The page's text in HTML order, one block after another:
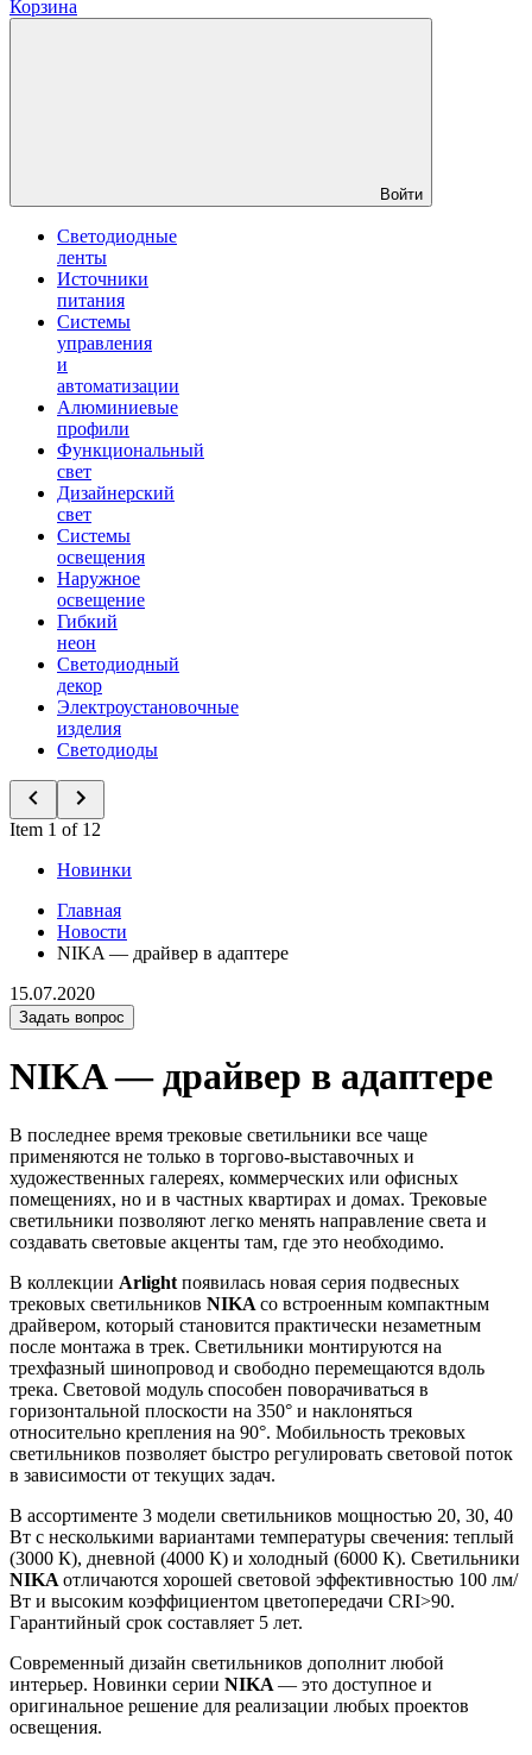
Корзина
Войти
Светодиодные
ленты
Источники
питания
Системы
управления
и
автоматизации
Алюминиевые
профили
Функциональный
свет
Дизайнерский
свет
Системы
освещения
Наружное
освещение
Гибкий
неон
Светодиодный
декор
Электроустановочные
изделия
Светодиоды
Item 1 of 12
Новинки
Главная
Новости
NIKA — драйвер в адаптере
15.07.2020
Задать вопрос
NIKA — драйвер в адаптере
В последнее время трековые светильники все чаще
применяются не только в торгово-выставочных и
художественных галереях, коммерческих или офисных
помещениях, но и в частных квартирах и домах. Трековые
светильники позволяют легко менять направление света и
создавать световые акценты там, где это необходимо.
В коллекции Arlight появилась новая серия подвесных
трековых светильников NIKA со встроенным компактным
драйвером, который становится практически незаметным
после монтажа в трек. Светильники монтируются на
трехфазный шинопровод и свободно перемещаются вдоль
трека. Световой модуль способен поворачиваться в
горизонтальной плоскости на 350° и наклоняться
относительно крепления на 90°. Мобильность трековых
светильников позволяет быстро регулировать световой поток
в зависимости от текущих задач.
В ассортименте 3 модели светильников мощностью 20, 30, 40
Вт с несколькими вариантами температуры свечения: теплый
(3000 К), дневной (4000 К) и холодный (6000 К). Светильники
NIKA отличаются хорошей световой эффективностью 100 лм/
Вт и высоким коэффициентом цветопередачи CRI>90.
Гарантийный срок составляет 5 лет.
Современный дизайн светильников дополнит любой
интерьер. Новинки серии NIKA — это доступное и
оригинальное решение для реализации любых проектов
освещения.